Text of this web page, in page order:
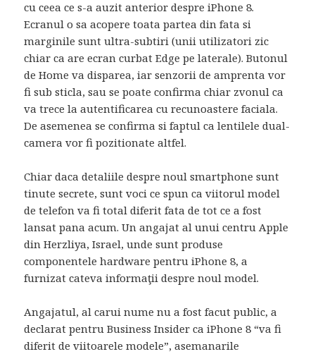
cu ceea ce s-a auzit anterior despre iPhone 8.
Ecranul o sa acopere toata partea din fata si
marginile sunt ultra-subtiri (unii utilizatori zic
chiar ca are ecran curbat Edge pe laterale). Butonul
de Home va disparea, iar senzorii de amprenta vor
fi sub sticla, sau se poate confirma chiar zvonul ca
va trece la autentificarea cu recunoastere faciala.
De asemenea se confirma si faptul ca lentilele dual-
camera vor fi pozitionate altfel.
Chiar daca detaliile despre noul smartphone sunt
tinute secrete, sunt voci ce spun ca viitorul model
de telefon va fi total diferit fata de tot ce a fost
lansat pana acum. Un angajat al unui centru Apple
din Herzliya, Israel, unde sunt produse
componentele hardware pentru iPhone 8, a
furnizat cateva informaţii despre noul model.
Angajatul, al carui nume nu a fost facut public, a
declarat pentruBusiness Insider ca iPhone 8 “va fi
diferit de viitoarele modele”, asemanarile